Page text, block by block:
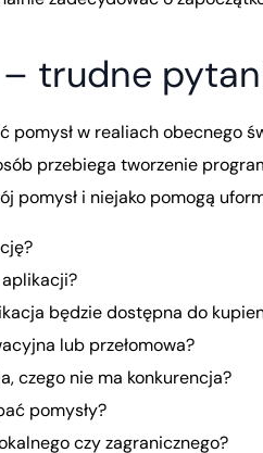
trudne
pomysł w realiach obecnego
przebiega tworzenie
pomysł i niejako pomogą
będzie dostępna do
lub przełomowa?
czego nie ma konkurencja?
pomysły?
czy zagranicznego?